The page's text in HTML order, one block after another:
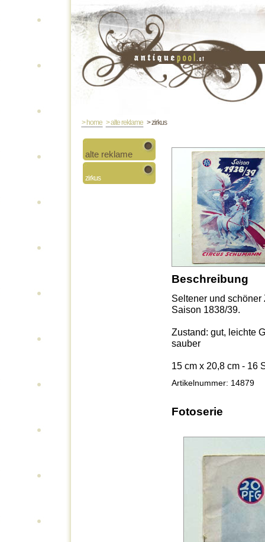
> home > alte reklame > zirkus
alte reklame
zirkus
Beschreibung
Seltener und
Saison 1838/39.
Zustand: gut, leichte
sauber
15 cm x 20,8 cm - 16
Artikelnummer: 14879
Fotoserie